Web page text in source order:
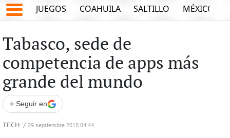
JUEGOS COAHUILA SALTILLO MÉXICO
Tabasco, sede de
competencia de apps más
grande del mundo
+ Seguir en
TECH / 29 septiembre 2015 04:44